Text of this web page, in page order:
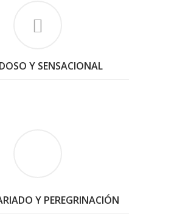
Y SENSACIONAL
Y PEREGRINACIÓN